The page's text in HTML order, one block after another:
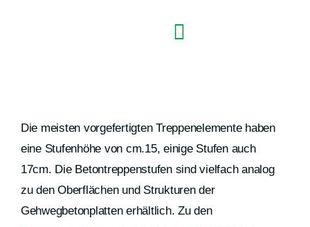
Toggle
Planung
Über uns
Die meisten vorgefertigten Treppenelemente haben
eine Stufenhöhe von cm.15, einige Stufen auch
17cm. Die Betontreppenstufen sind vielfach analog
zu den Oberflächen und Strukturen der
Gehwegbetonplatten erhältlich. Zu den